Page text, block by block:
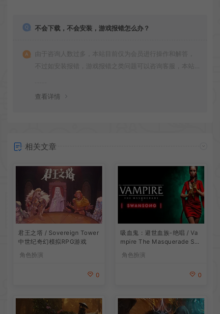
不会下载，不会安装，游戏报错怎么办？
由于咨询人数过多，本站目前仅为会员进行操作和解答，
不过如安装报错，游戏报错之类问题可以咨询客服，本站
查看详情
相关文章
君王之塔 / Sovereign Tower
中世纪奇幻模拟RPG游戏
角色扮演
0
吸血鬼：避世血族-绝唱 / Va
mpire The Masquerade Sw
角色扮演
0